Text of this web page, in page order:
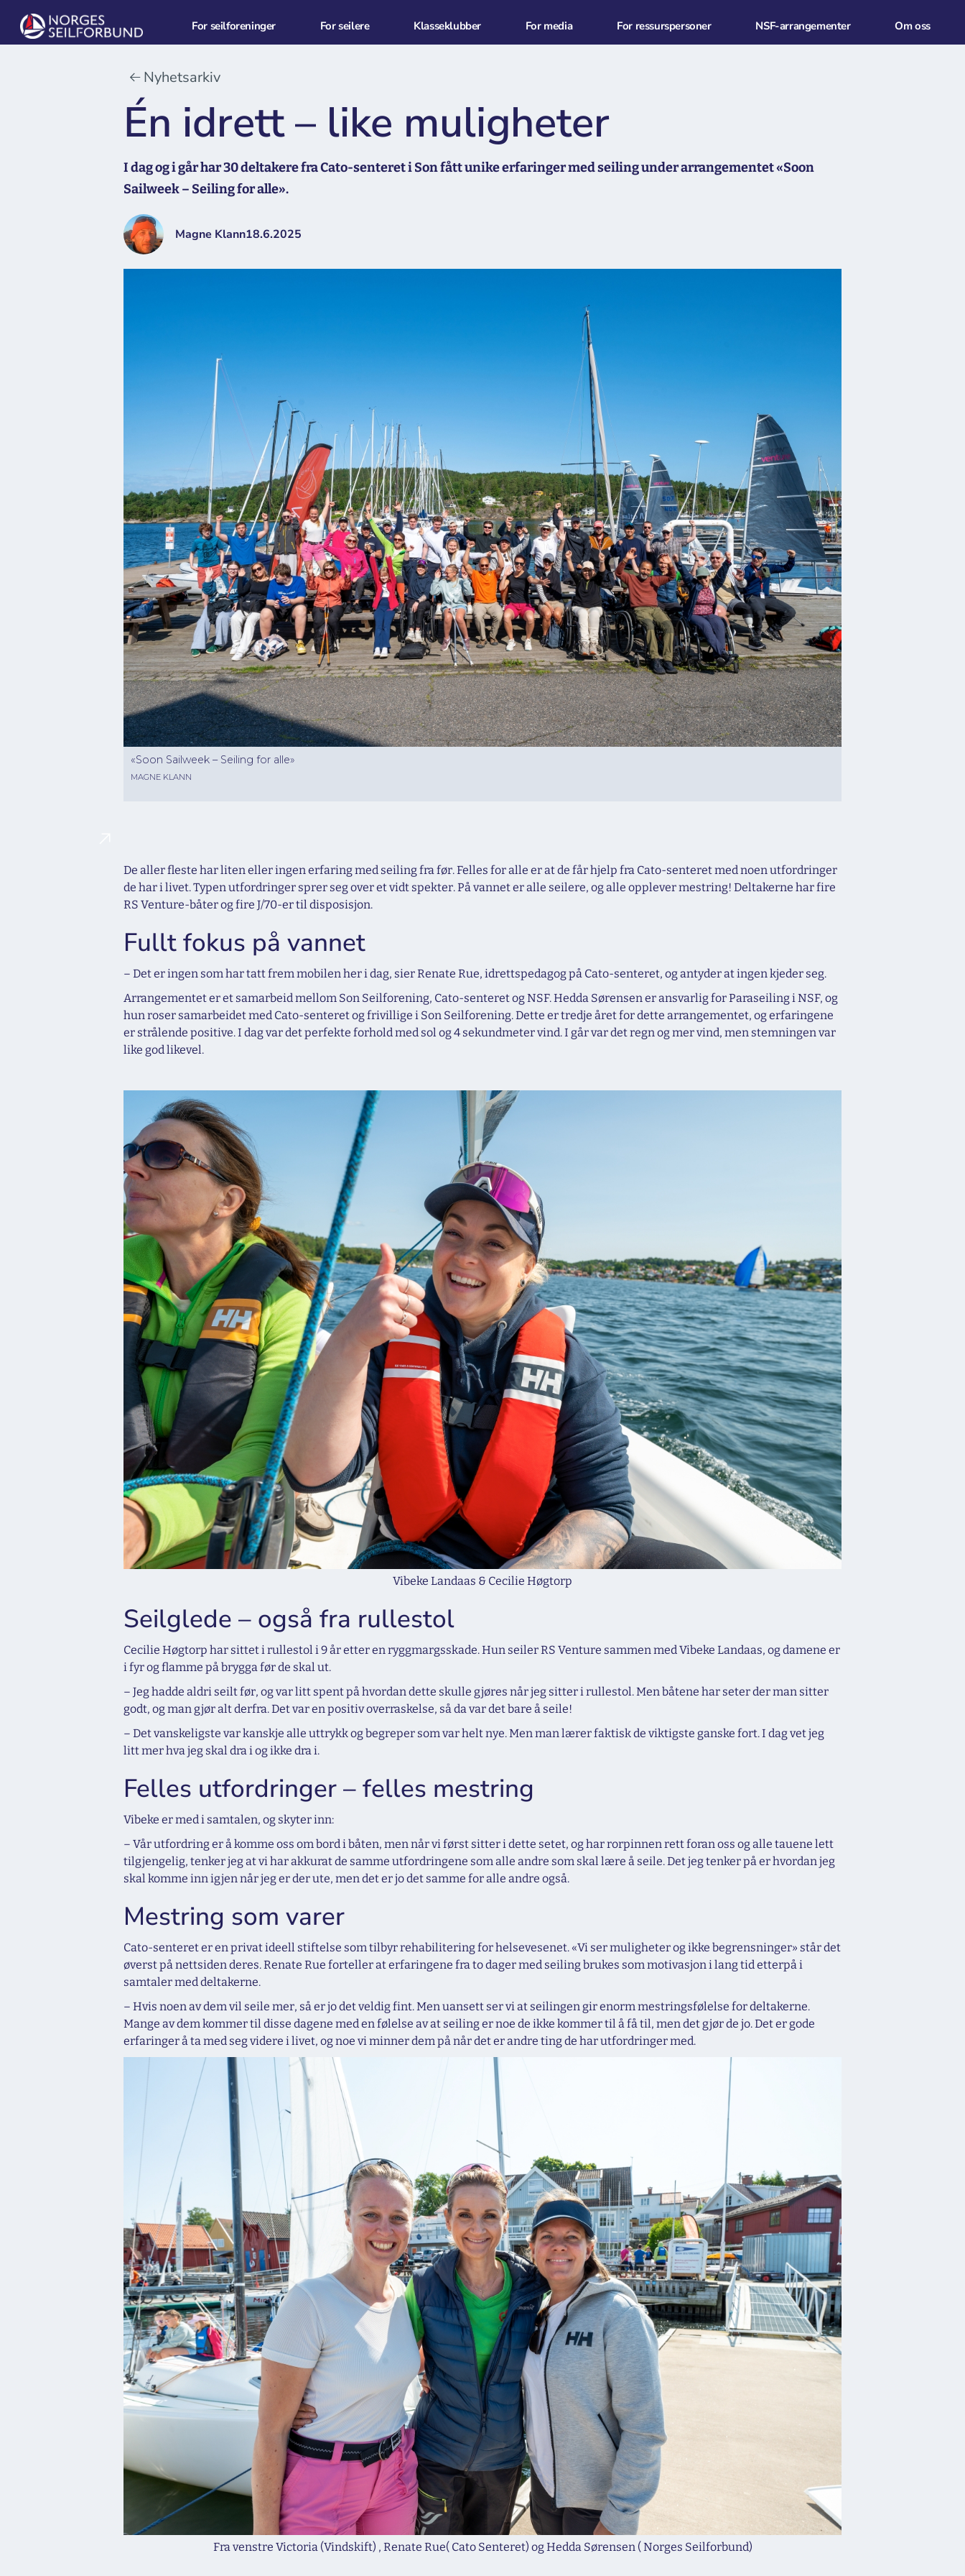
For seilforeninger For seilere Klasseklubber For media For ressurspersoner NSF-arrangementer Om oss
Nyhetsarkiv
Én idrett – like muligheter
I dag og i går har 30 deltakere fra Cato-senteret i Son fått unike erfaringer med seiling under arrangementet «Soon
Sailweek – Seiling for alle».
Magne Klann18.6.2025
«Soon Sailweek – Seiling for alle»
MAGNE KLANN
De aller fleste har liten eller ingen erfaring med seiling fra før. Felles for alle er at de får hjelp fra Cato-senteret med noen utfordringer
de har i livet. Typen utfordringer sprer seg over et vidt spekter. På vannet er alle seilere, og alle opplever mestring! Deltakerne har fire
RS Venture-båter og fire J/70-er til disposisjon.
Fullt fokus på vannet
– Det er ingen som har tatt frem mobilen her i dag, sier Renate Rue, idrettspedagog på Cato-senteret, og antyder at ingen kjeder seg.
Arrangementet er et samarbeid mellom Son Seilforening, Cato-senteret og NSF. Hedda Sørensen er ansvarlig for Paraseiling i NSF, og
hun roser samarbeidet med Cato-senteret og frivillige i Son Seilforening. Dette er tredje året for dette arrangementet, og erfaringene
er strålende positive. I dag var det perfekte forhold med sol og 4 sekundmeter vind. I går var det regn og mer vind, men stemningen var
like god likevel.
Vibeke Landaas & Cecilie Høgtorp
Seilglede – også fra rullestol
Cecilie Høgtorp har sittet i rullestol i 9 år etter en ryggmargsskade. Hun seiler RS Venture sammen med Vibeke Landaas, og damene er
i fyr og flamme på brygga før de skal ut.
– Jeg hadde aldri seilt før, og var litt spent på hvordan dette skulle gjøres når jeg sitter i rullestol. Men båtene har seter der man sitter
godt, og man gjør alt derfra. Det var en positiv overraskelse, så da var det bare å seile!
– Det vanskeligste var kanskje alle uttrykk og begreper som var helt nye. Men man lærer faktisk de viktigste ganske fort. I dag vet jeg
litt mer hva jeg skal dra i og ikke dra i.
Felles utfordringer – felles mestring
Vibeke er med i samtalen, og skyter inn:
– Vår utfordring er å komme oss om bord i båten, men når vi først sitter i dette setet, og har rorpinnen rett foran oss og alle tauene lett
tilgjengelig, tenker jeg at vi har akkurat de samme utfordringene som alle andre som skal lære å seile. Det jeg tenker på er hvordan jeg
skal komme inn igjen når jeg er der ute, men det er jo det samme for alle andre også.
Mestring som varer
Cato-senteret er en privat ideell stiftelse som tilbyr rehabilitering for helsevesenet. «Vi ser muligheter og ikke begrensninger» står det
øverst på nettsiden deres. Renate Rue forteller at erfaringene fra to dager med seiling brukes som motivasjon i lang tid etterpå i
samtaler med deltakerne.
– Hvis noen av dem vil seile mer, så er jo det veldig fint. Men uansett ser vi at seilingen gir enorm mestringsfølelse for deltakerne.
Mange av dem kommer til disse dagene med en følelse av at seiling er noe de ikke kommer til å få til, men det gjør de jo. Det er gode
erfaringer å ta med seg videre i livet, og noe vi minner dem på når det er andre ting de har utfordringer med.
Fra venstre Victoria (Vindskift) , Renate Rue( Cato Senteret) og Hedda Sørensen ( Norges Seilforbund)